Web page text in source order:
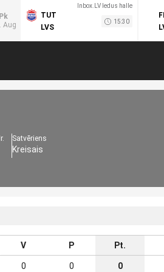
Pk
Aug
Inbox.LV ledus halle
TUT
LVS
15:30
Satvēriens
Kreisais
V P Pt.
0 0 0